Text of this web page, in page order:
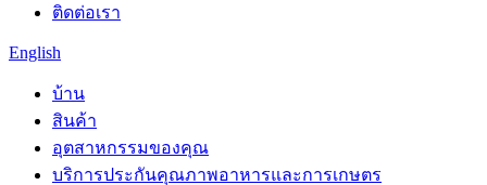
ติดต่อเรา
English
บ้าน
สินค้า
อุตสาหกรรมของคุณ
บริการประกันคุณภาพอาหารและการเกษตร